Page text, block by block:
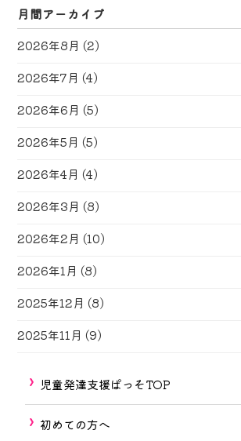
月間アーカイブ
2026年8月 (2)
2026年7月 (4)
2026年6月 (5)
2026年5月 (5)
2026年4月 (4)
2026年3月 (8)
2026年2月 (10)
2026年1月 (8)
2025年12月 (8)
2025年11月 (9)
児童発達支援ぱっそTOP
初めての方へ